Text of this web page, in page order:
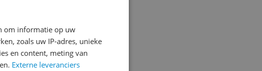
om informatie op uw
zoals uw IP-adres, unieke
en content, meting van
Externe leveranciers